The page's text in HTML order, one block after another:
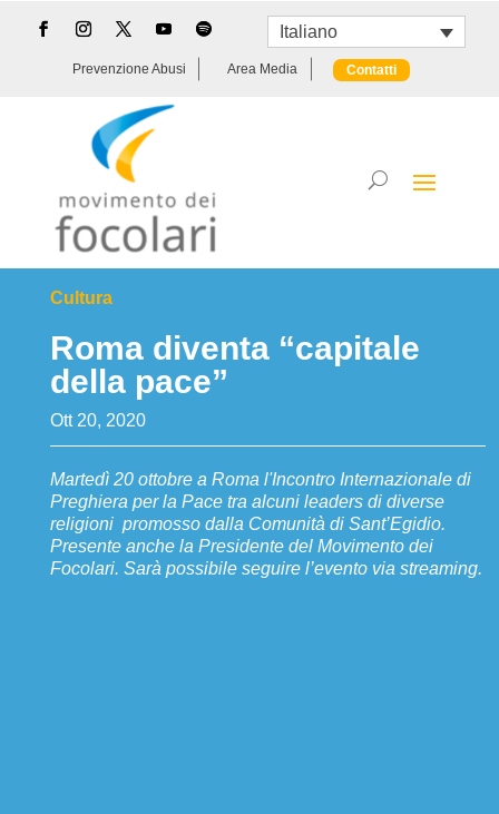
Italiano
Prevenzione Abusi Area Media Contatti
Cultura
Roma diventa “capitale
della pace”
Ott 20, 2020
Martedì 20 ottobre a Roma l'Incontro Internazionale di
Preghiera per la Pace tra alcuni leaders di diverse
religioni promosso dalla Comunità di Sant’Egidio.
Presente anche la Presidente del Movimento dei
Focolari. Sarà possibile seguire l’evento via streaming.